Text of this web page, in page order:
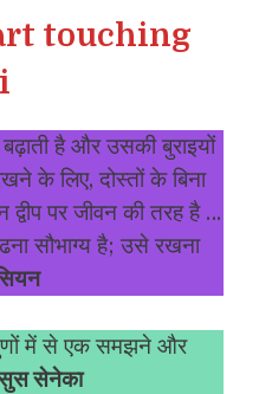
touching
है और उसकी बुराइयों
के लिए, दोस्तों के बिना
पर जीवन की तरह है …
सौभाग्य है; उसे रखना
में से एक समझने और
सेनेका